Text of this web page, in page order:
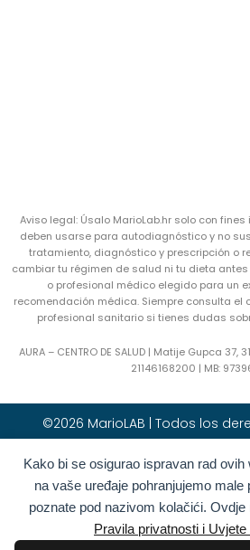
Kako bi se osigurao ispravan rad
na vaše uređaje pohranjujemo male
poznate pod nazivom kolačići.
Pravila privatnosti i Uvjete
Aviso legal: Úsalo MarioLab.hr solo con
deben usarse para autodiagnóstico y no
tratamiento, diagnóstico y prescripción o
cambiar tu régimen de salud ni tu dieta
o profesional médico elegido para un
recomendación médica. Siempre consulta el
profesional sanitario si tienes dudas
AURA – CENTRO DE SALUD | Matije Gupca
21146168200 | MB:
©2026 MarioLAB | Todos los
Hrvatski (Croata)
Deutsch(Alemán)
Română(Rumano )
Български(Búlgaro)